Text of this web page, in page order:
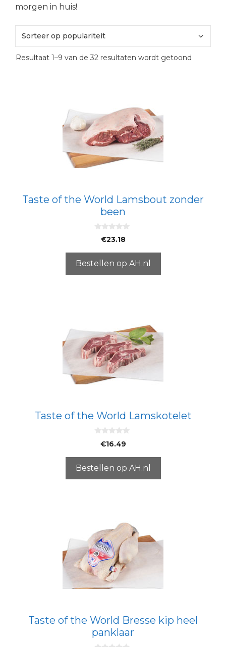
morgen in huis!
Resultaat 1–9 van de 32 resultaten wordt getoond
Taste of the World Lamsbout zonder
been
5
€23.18
Bestellen op AH.nl
Taste of the World Lamskotelet
5
€16.49
Bestellen op AH.nl
Taste of the World Bresse kip heel
panklaar